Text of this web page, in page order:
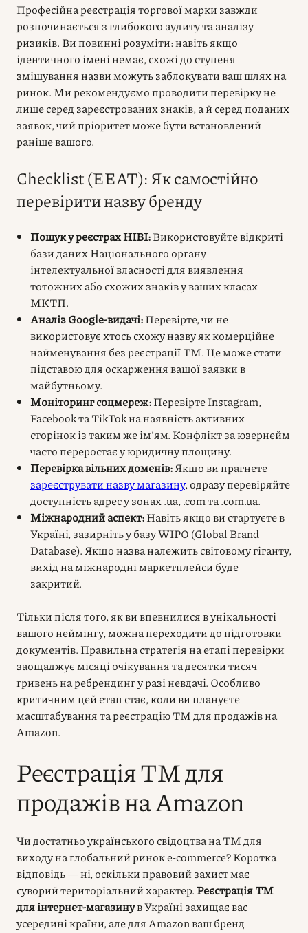
Професійна реєстрація торгової марки завжди
розпочинається з глибокого аудиту та аналізу
ризиків. Ви повинні розуміти: навіть якщо
ідентичного імені немає, схожі до ступеня
змішування назви можуть заблокувати ваш шлях на
ринок. Ми рекомендуємо проводити перевірку не
лише серед зареєстрованих знаків, а й серед поданих
заявок, чий пріоритет може бути встановлений
раніше вашого.
Checklist (EEAT): Як самостійно
перевірити назву бренду
Пошук у реєстрах НІВІ:Використовуйте відкриті
бази даних Національного органу
інтелектуальної власності для виявлення
тотожних або схожих знаків у ваших класах
МКТП.
Аналіз Google-видачі:Перевірте, чи не
використовує хтось схожу назву як комерційне
найменування без реєстрації ТМ. Це може стати
підставою для оскарження вашої заявки в
майбутньому.
Моніторинг соцмереж:Перевірте Instagram,
Facebook та TikTok на наявність активних
сторінок із таким же ім’ям. Конфлікт за юзернейм
часто переростає у юридичну площину.
Перевірка вільних доменів:Якщо ви прагнете
зареєструвати назву магазину, одразу перевіряйте
доступність адрес у зонах .ua, .com та .com.ua.
Міжнародний аспект:Навіть якщо ви стартуєте в
Україні, зазирніть у базу WIPO (Global Brand
Database). Якщо назва належить світовому гіганту,
вихід на міжнародні маркетплейси буде
закритий.
Тільки після того, як ви впевнилися в унікальності
вашого неймінгу, можна переходити до підготовки
документів. Правильна стратегія на етапі перевірки
заощаджує місяці очікування та десятки тисяч
гривень на ребрендинг у разі невдачі. Особливо
критичним цей етап стає, коли ви плануєте
масштабування та реєстрацію ТМ для продажів на
Amazon.
Реєстрація ТМ для
продажів на Amazon
Чи достатньо українського свідоцтва на ТМ для
виходу на глобальний ринок e-commerce? Коротка
відповідь — ні, оскільки правовий захист має
суворий територіальний характер. Реєстрація ТМ
для інтернет-магазинув Україні захищає вас
усередині країни, але для Amazon ваш бренд